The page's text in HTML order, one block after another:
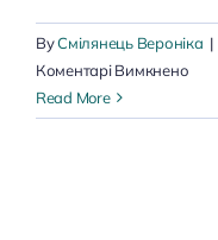
ByСмілянець Вероніка |
Коментарі Вимкненодо
Read More